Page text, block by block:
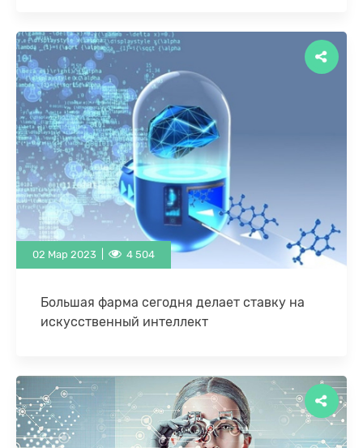
клиентам и партнерами. Использование в работе
приложений на основе нейросетей …
02 Мар 2023 | 4 504
Большая фарма сегодня делает ставку на
искусственный интеллект
исследования и разработки растут, а размер
прибыли снижается. Весь процесс разработки …